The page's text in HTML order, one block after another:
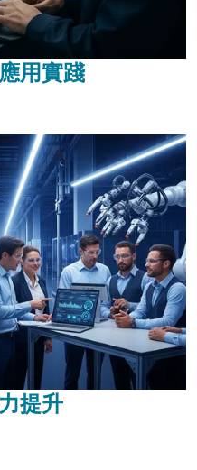
用實踐
提升